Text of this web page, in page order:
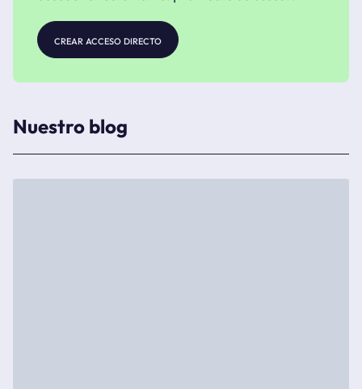
crear acceso directo
Nuestro blog